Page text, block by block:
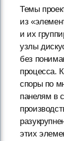
Темы
из
и их
узлы
без
процесса.
споры по
панелям в
этих